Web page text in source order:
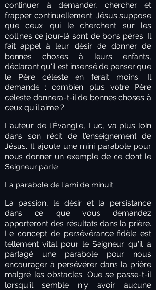
continuer à demander, chercher et
frapper continuellement. Jésus suppose
que ceux qui le cherchent sur les
collines ce jour-là sont de bons pères. Il
fait appel à leur désir de donner de
bonnes choses à leurs enfants,
déclarant qu'il est insensé de penser que
le Père céleste en ferait moins. Il
demande : combien plus votre Père
céleste donnera-t-il de bonnes choses à
ceux qu'il aime ?
L'auteur de l'Évangile, Luc, va plus loin
dans son récit de l'enseignement de
Jésus. Il ajoute une mini parabole pour
nous donner un exemple de ce dont le
Seigneur parle :
La parabole de l'ami de minuit
La passion, le désir et la persistance
dans ce que vous demandez
apporteront des résultats dans la prière.
Le concept de persévérance fidèle est
tellement vital pour le Seigneur qu'il a
partagé une parabole pour nous
encourager à persévérer dans la prière
malgré les obstacles. Que se passe-t-il
lorsqu'il semble n'y avoir aucune